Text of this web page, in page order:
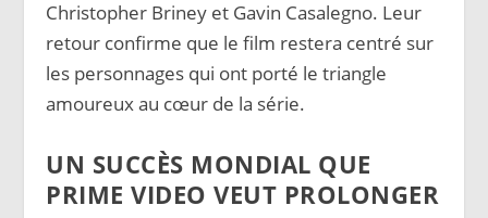
Christopher Briney et Gavin Casalegno. Leur
retour confirme que le film restera centré sur
les personnages qui ont porté le triangle
amoureux au cœur de la série.
UN SUCCÈS MONDIAL QUE
PRIME VIDEO VEUT PROLONGER